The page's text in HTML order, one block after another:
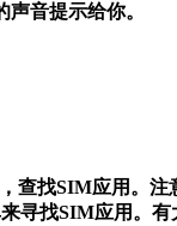
音提示给你。
查找SIM应用。注
寻找SIM应用。有